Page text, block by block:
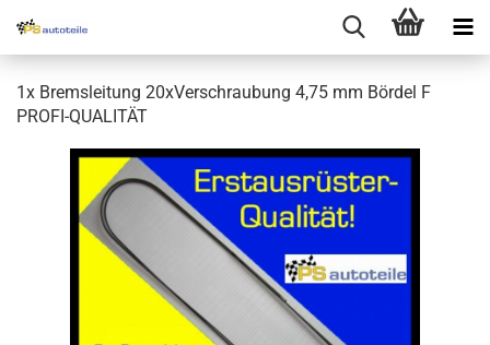
1x Bremsleitung 20xVerschraubung 4,75 mm Bördel F
PROFI-QUALITÄT